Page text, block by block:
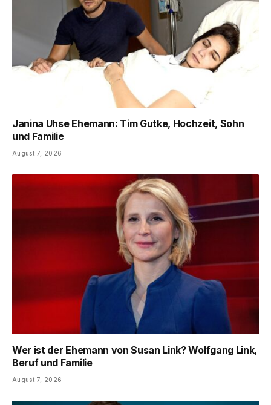
Janina Uhse Ehemann: Tim Gutke, Hochzeit, Sohn
und Familie
August 7, 2026
Wer ist der Ehemann von Susan Link? Wolfgang Link,
Beruf und Familie
August 7, 2026